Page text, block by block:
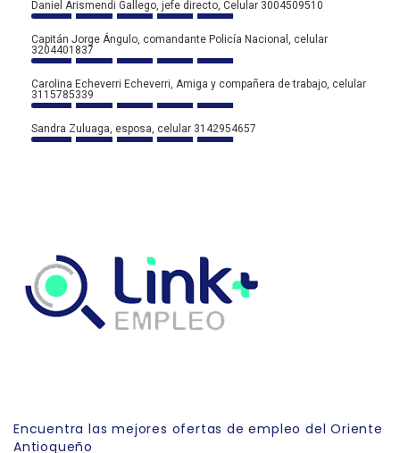
Daniel Arismendi Gallego, jefe directo, Celular 3004509510
Capitán Jorge Ángulo, comandante Policía Nacional, celular
3204401837
Carolina Echeverri Echeverri, Amiga y compañera de trabajo, celular
3115785339
Sandra Zuluaga, esposa, celular 3142954657
Encuentra las mejores ofertas de empleo del Oriente
Antioqueño